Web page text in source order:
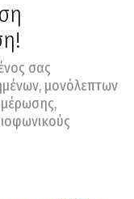
σας
μονόλεπτων